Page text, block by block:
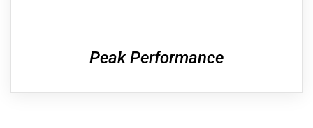
Peak Performance